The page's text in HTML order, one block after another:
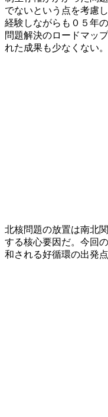
でないという点を考慮
経験しながらも０５年
問題解決のロードマッ
れた成果も少なくない。
北核問題の放置は南北
する核心要因だ。今回
和される好循環の出発